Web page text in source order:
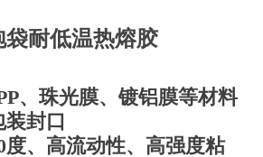
袋耐低温热熔胶
、珠光膜、镀铝膜等材料
封口
度、高流动性、高强度粘